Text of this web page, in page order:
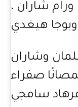
ورام شاران ،
وشاران
صفراء
سامجي